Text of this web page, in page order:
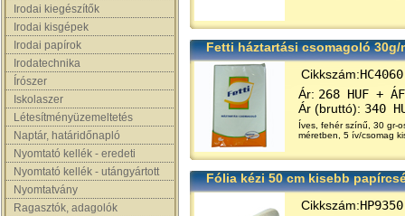
Irodai kiegészítők
Irodai kisgépek
Irodai papírok
Irodatechnika
Írószer
Iskolaszer
Létesítményüzemeltetés
Naptár, határidőnapló
Nyomtató kellék - eredeti
Nyomtató kellék - utángyártott
Nyomtatvány
Ragasztók, adagolók
Fetti háztartási csomagoló 30g/
Cikkszám:HC4060
Ár: 268 HUF +
Ár (bruttó): 340
Íves, fehér színű, 30 gr-
méretben, 5 ív/csomag
Fólia kézi 50 cm kisebb
Cikkszám:HP9350